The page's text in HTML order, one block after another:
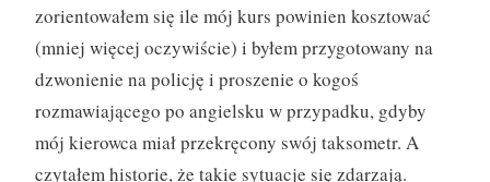
zorientowałem się ile mój kurs powinien kosztować
(mniej więcej oczywiście) i byłem przygotowany na
dzwonienie na policję i proszenie o kogoś
rozmawiającego po angielsku w przypadku, gdyby
mój kierowca miał przekręcony swój taksometr. A
czytałem historie, że takie sytuacje się zdarzają.